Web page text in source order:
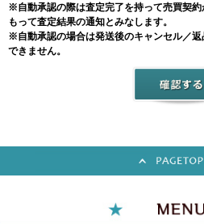
※自動承認の際は査定完了を持って売買契
もって査定結果の通知とみなします。
※自動承認の場合は発送後のキャンセル／
できません。